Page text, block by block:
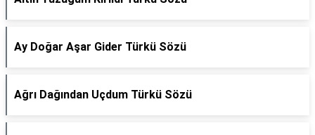
Ay Doğar Aşar Gider Türkü Sözü
Ağrı Dağından Uçdum Türkü Sözü